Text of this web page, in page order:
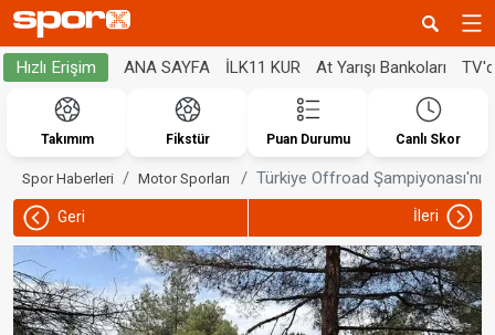
Hızlı Erişim ANA SAYFA İLK11 KUR At Yarışı Bankoları
Takımım Fikstür Puan Durumu Canlı Skor
Spor Haberleri Motor Sporları Türkiye Offroad
Geri İleri